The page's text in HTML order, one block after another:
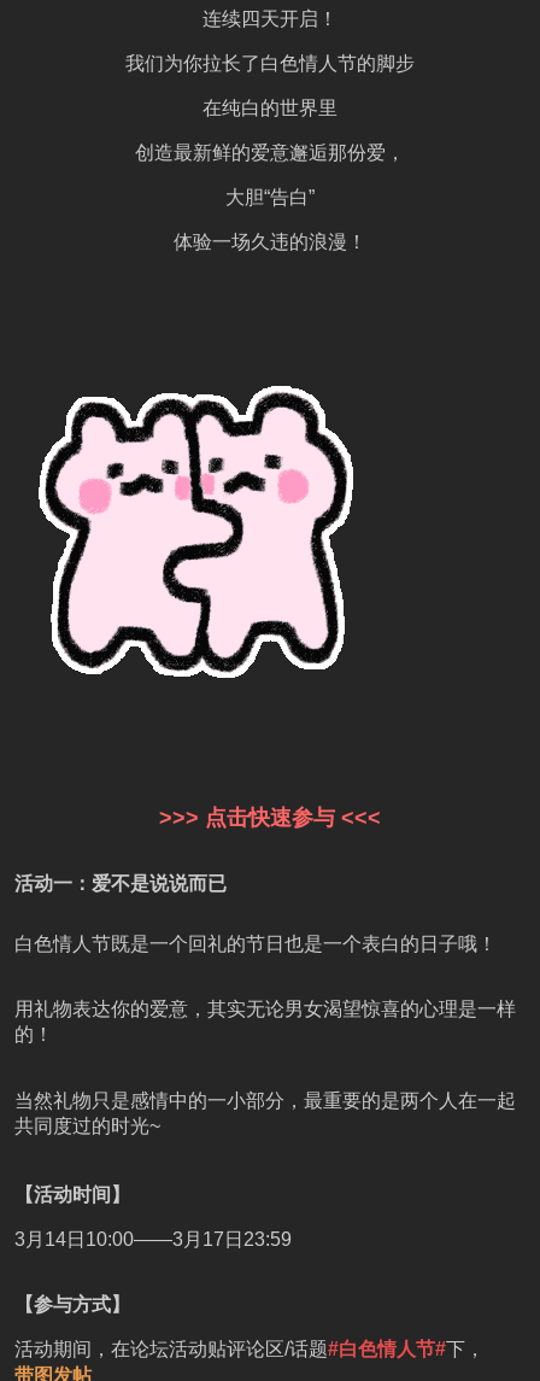
连续四天开启！
我们为你拉长了白色情人节的脚步
在纯白的世界里
创造最新鲜的爱意邂逅那份爱，
大胆“告白”
体验一场久违的浪漫！
>>> 点击快速参与 <<<
活动一：爱不是说说而已
白色情人节既是一个回礼的节日也是一个表白的日子哦！
用礼物表达你的爱意，其实无论男女渴望惊喜的心理是一样
的！
当然礼物只是感情中的一小部分，最重要的是两个人在一起
共同度过的时光~
【活动时间】
3月14日10:00——3月17日23:59
【参与方式】
活动期间，在论坛活动贴评论区/话题#白色情人节#下，
带图发帖